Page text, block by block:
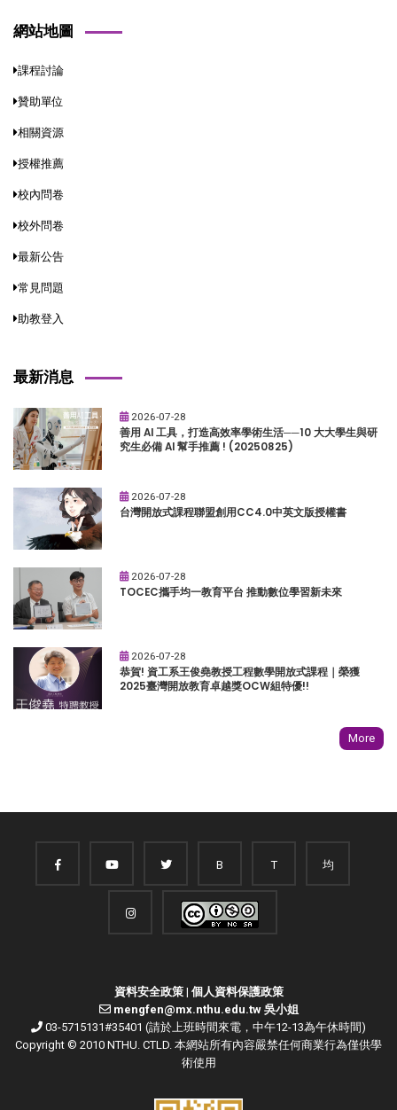
網站地圖
課程討論
贊助單位
相關資源
授權推薦
校內問卷
校外問卷
最新公告
常見問題
助教登入
最新消息
2026-07-28
善用 AI 工具，打造高效率學術生活──10 大大學生與研
究生必備 AI 幫手推薦 ! (20250825)
2026-07-28
台灣開放式課程聯盟創用CC4.0中英文版授權書
2026-07-28
TOCEC攜手均一教育平台 推動數位學習新未來
2026-07-28
恭賀! 資工系王俊堯教授工程數學開放式課程｜榮獲
2025臺灣開放教育卓越獎OCW組特優!!
More
B T 均
資料安全政策| 個人資料保護政策
mengfen@mx.nthu.edu.tw 吳小姐
03-5715131#35401 (請於上班時間來電，中午12-13為午休時間)
Copyright © 2010 NTHU. CTLD. 本網站所有內容嚴禁任何商業行為僅供學
術使用